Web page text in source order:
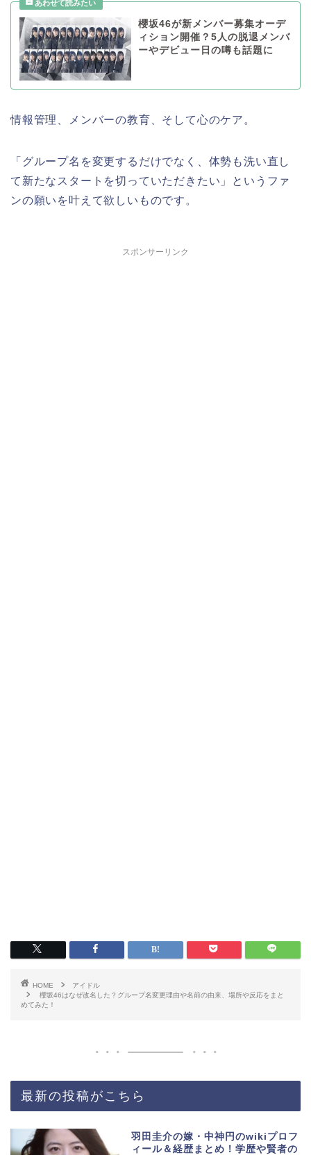
櫻坂46が新メンバー募集オーデ
ィション開催？5人の脱退メンバ
ーやデビュー日の噂も話題に
情報管理、メンバーの教育、そして心のケア。
「グループ名を変更するだけでなく、体勢も洗い直し
て新たなスタートを切っていただきたい」というファ
ンの願いを叶えて欲しいものです。
スポンサーリンク
HOME
アイドル
櫻坂46はなぜ改名した？グループ名変更理由や名前の由来、場所や反応をまと
めてみた！
最新の投稿がこちら
羽田圭介の嫁・中神円のwikiプロフ
ィール＆経歴まとめ！学歴や賢者の